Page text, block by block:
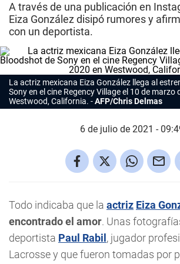
A través de una publicación en
Eiza González disipó rumores y
con un deportista.
La actriz mexicana Eiza González llega al
Sony en el cine Regency Village el 10 de marzo
Westwood, California.
AFP/Chris Delmas
6 de julio de 2021 -
Todo indicaba que la actriz Eiza
encontrado el amor. Unas
deportista Paul Rabil , jugador
Lacrosse y que fueron tomadas por